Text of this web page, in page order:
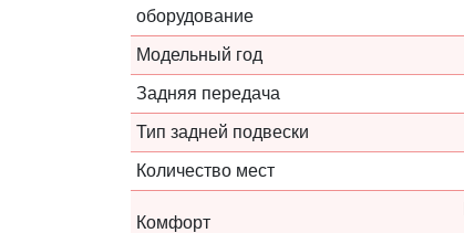
оборудование
Модельный год
Задняя передача
Тип задней подвески
Количество мест
Комфорт